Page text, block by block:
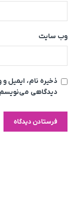
وب‌ سایت
ذخیره نام، ایمیل
دیدگاهی